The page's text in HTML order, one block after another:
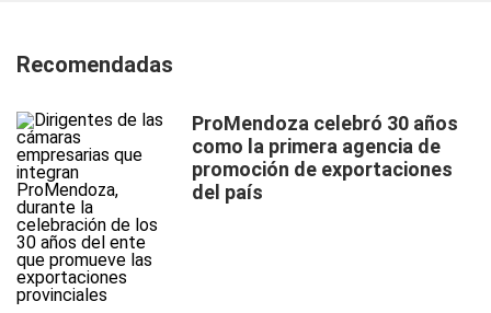
Recomendadas
ProMendoza celebró 30 años
como la primera agencia de
promoción de exportaciones
del país